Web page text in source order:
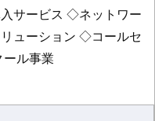
サービス ◇ネットワー
ューション ◇コールセ
ル事業